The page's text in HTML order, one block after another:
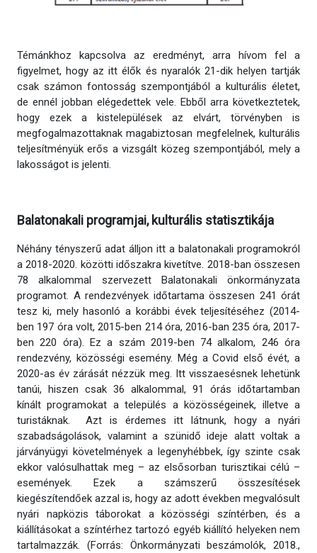
Témánkhoz kapcsolva az eredményt, arra hívom fel a
figyelmet, hogy az itt élők és nyaralók 21-dik helyen tartják
csak számon fontosság szempontjából a kulturális életet,
de ennél jobban elégedettek vele. Ebből arra következtetek,
hogy ezek a kistelepülések az elvárt, törvényben is
megfogalmazottaknak magabiztosan megfelelnek, kulturális
teljesítményük erős a vizsgált közeg szempontjából, mely a
lakosságot is jelenti.
Balatonakali programjai, kulturális statisztikája
Néhány tényszerű adat álljon itt a balatonakali programokról
a 2018-2020. közötti időszakra kivetítve. 2018-ban összesen
78 alkalommal szervezett Balatonakali önkormányzata
programot. A rendezvények időtartama összesen 241 órát
tesz ki, mely hasonló a korábbi évek teljesítéséhez (2014-
ben 197 óra volt, 2015-ben 214 óra, 2016-ban 235 óra, 2017-
ben 220 óra). Ez a szám 2019-ben 74 alkalom, 246 óra
rendezvény, közösségi esemény. Még a Covid első évét, a
2020-as év zárását nézzük meg. Itt visszaesésnek lehetünk
tanúi, hiszen csak 36 alkalommal, 91 órás időtartamban
kínált programokat a település a közösségeinek, illetve a
turistáknak. Azt is érdemes itt látnunk, hogy a nyári
szabadságolások, valamint a szünidő ideje alatt voltak a
járványügyi követelmények a legenyhébbek, így szinte csak
ekkor valósulhattak meg – az elsősorban turisztikai célú –
események. Ezek a számszerű összesítések
kiegészítendőek azzal is, hogy az adott években megvalósult
nyári napközis táborokat a közösségi színtérben, és a
kiállításokat a színtérhez tartozó egyéb kiállító helyeken nem
tartalmazzák. (Forrás: Önkormányzati beszámolók, 2018.,